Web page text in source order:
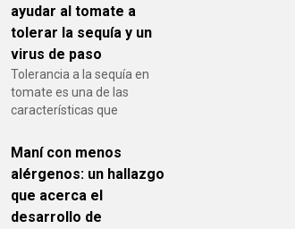
ayudar al tomate a
tolerar la sequía y un
virus de paso
Tolerancia a la sequía en
tomate es una de las
características que
Maní con menos
alérgenos: un hallazgo
que acerca el
desarrollo de